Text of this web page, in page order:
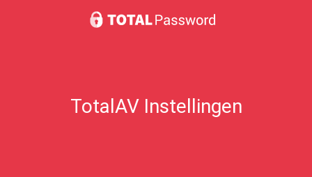
TotalAV Instellingen